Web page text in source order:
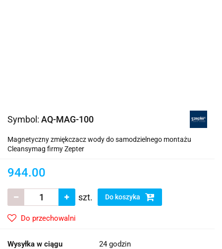
Symbol: AQ-MAG-100
Magnetyczny zmiękczacz wody do samodzielnego montażu
Cleansymag firmy Zepter
944.00
szt. Do koszyka
Do przechowalni
Wysyłka w ciągu 24 godzin